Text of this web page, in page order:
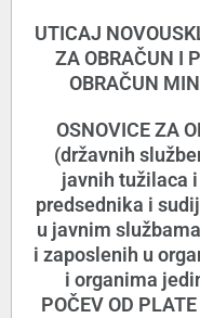
UTICAJ
ZA OBRAČUN I
OBRAČUN
OSNOVICE ZA
(državnih
javnih tužilaca
predsednika i
u javnim
i zaposlenih u
i organima
POČEV OD